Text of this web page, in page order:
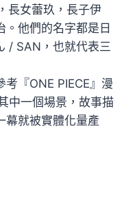
長女蕾玖，長子伊
。他們的名字都是日
/ SAN，也就代表三
『ONE PIECE』漫
中一個場景，故事描
幕就被實體化量產